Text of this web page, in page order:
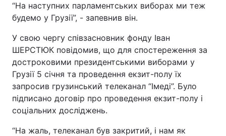
“На наступних парламентських виборах ми теж
будемо у Грузії”, - запевнив він.
У свою чергу співзасновник фонду Іван
ШЕРСТЮК повідомив, що для спостереження за
достроковими президентськими виборами у
Грузії 5 січня та проведення екзит-полу їх
запросив грузинський телеканал “Імеді”. Було
підписано договір про проведення екзит-полу і
соціальних досліджень.
“На жаль, телеканал був закритий, і нам як